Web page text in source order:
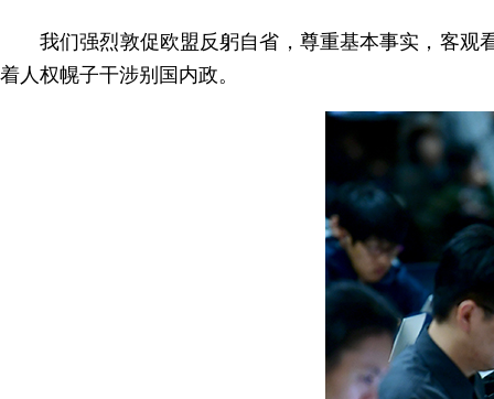
我们强烈敦促欧盟反躬自省，尊重基本事实，客观
着人权幌子干涉别国内政。